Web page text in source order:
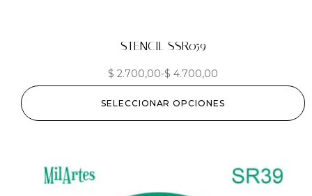
STENCIL SSR059
$ 2.700,00-$ 4.700,00
SELECCIONAR OPCIONES